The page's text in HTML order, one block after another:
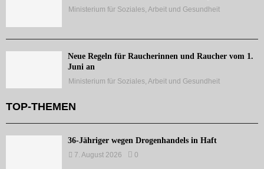
Ministerium für Soziales, Arbeit und Gesundheit
Neue Regeln für Raucherinnen und Raucher vom 1.
Juni an
Ministerium für Soziales, Arbeit und Gesundheit
TOP-THEMEN
36-Jähriger wegen Drogenhandels in Haft
7. August 2026 0